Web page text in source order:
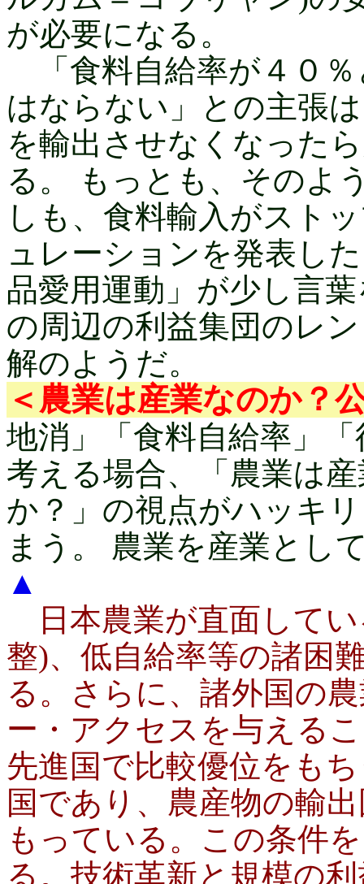
が必要になる。
「食料自給率が４０
はならない」との主張
を輸出させなくなった
る。 もっとも、そのよ
しも、食料輸入がスト
ュレーションを発表し
品愛用運動」が少し言
の周辺の利益集団のレ
解のようだ。
＜農業は産業なのか？
地消」「食料自給率」
考える場合、「農業は
か？」の視点がハッキ
まう。 農業を産業とし
▲
日本農業が直面してい
整)、低自給率等の諸困
る。さらに、諸外国の
ー・アクセスを与える
先進国で比較優位をも
国であり、農産物の輸
もっている。この条件
る。技術革新と規模の